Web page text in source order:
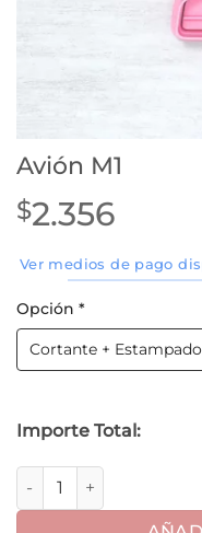
Avión M1
$2.356
Ver medios de pago
Opción *
Cortante +
Importe Total:
Avión M1 cantidad